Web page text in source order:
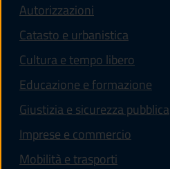
Autorizzazioni
Catasto e urbanistica
Cultura e tempo libero
Educazione e formazione
Giustizia e sicurezza pubblica
Imprese e commercio
Mobilità e trasporti